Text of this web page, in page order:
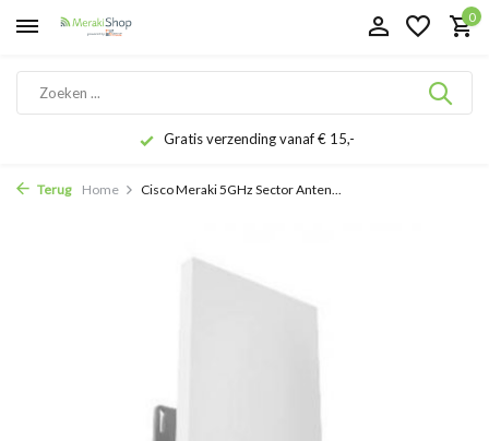
0
Gratis verzending vanaf € 15,-
Terug Home Cisco Meraki 5GHz Sector Anten...